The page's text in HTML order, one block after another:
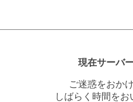
現在サーバ
ご迷惑をおか
しばらく時間を